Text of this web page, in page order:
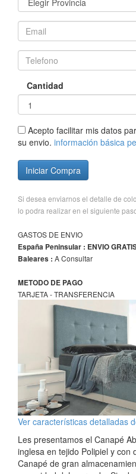
Cantidad
Acepto facilitar mis datos
su envio. información básica
Iniciar Compra
Si desea enviarnos el detalle de
lo podra realizar en el siguiente
GASTOS DE ENVIO
España Peninsular : ENVIO
Baleares : A Consultar
METODO DE PAGO
TARJETA - TRANSFERENCIA
Ver características detalladas
Les presentamos el Canapé
inglesa en tejido Polipiel y con
Canapé de gran